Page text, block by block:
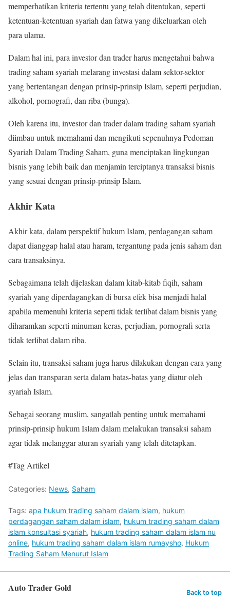
memperhatikan kriteria tertentu yang telah ditentukan, seperti
ketentuan-ketentuan syariah dan fatwa yang dikeluarkan oleh
para ulama.
Dalam hal ini, para investor dan trader harus mengetahui bahwa
trading saham syariah melarang investasi dalam sektor-sektor
yang bertentangan dengan prinsip-prinsip Islam, seperti perjudian,
alkohol, pornografi, dan riba (bunga).
Oleh karena itu, investor dan trader dalam trading saham syariah
diimbau untuk memahami dan mengikuti sepenuhnya Pedoman
Syariah Dalam Trading Saham, guna menciptakan lingkungan
bisnis yang lebih baik dan menjamin terciptanya transaksi bisnis
yang sesuai dengan prinsip-prinsip Islam.
Akhir Kata
Akhir kata, dalam perspektif hukum Islam, perdagangan saham
dapat dianggap halal atau haram, tergantung pada jenis saham dan
cara transaksinya.
Sebagaimana telah dijelaskan dalam kitab-kitab fiqih, saham
syariah yang diperdagangkan di bursa efek bisa menjadi halal
apabila memenuhi kriteria seperti tidak terlibat dalam bisnis yang
diharamkan seperti minuman keras, perjudian, pornografi serta
tidak terlibat dalam riba.
Selain itu, transaksi saham juga harus dilakukan dengan cara yang
jelas dan transparan serta dalam batas-batas yang diatur oleh
syariah Islam.
Sebagai seorang muslim, sangatlah penting untuk memahami
prinsip-prinsip hukum Islam dalam melakukan transaksi saham
agar tidak melanggar aturan syariah yang telah ditetapkan.
#Tag Artikel
Categories: News, Saham
Tags: apa hukum trading saham dalam islam, hukum
perdagangan saham dalam islam, hukum trading saham dalam
islam konsultasi syariah, hukum trading saham dalam islam nu
online, hukum trading saham dalam islam rumaysho, Hukum
Trading Saham Menurut Islam
Auto Trader Gold Back to top